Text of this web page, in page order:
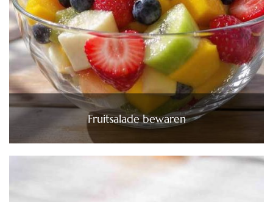
Fruitsalade bewaren